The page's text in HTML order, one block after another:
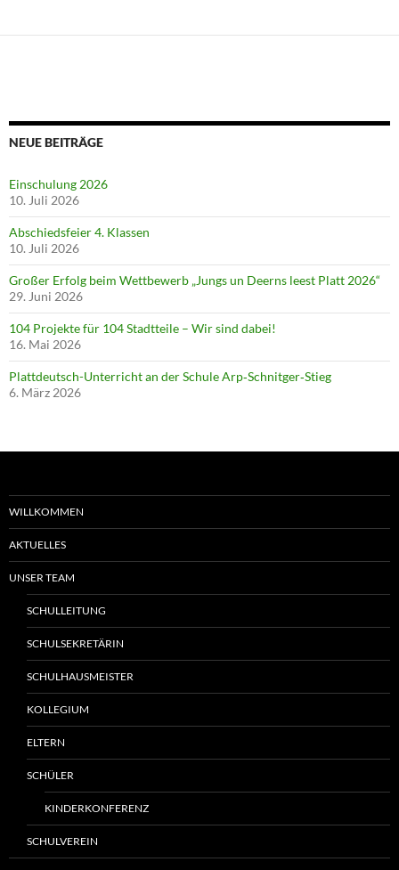
NEUE BEITRÄGE
Einschulung 2026
10. Juli 2026
Abschiedsfeier 4. Klassen
10. Juli 2026
Großer Erfolg beim Wettbewerb „Jungs un Deerns leest Platt 2026“
29. Juni 2026
104 Projekte für 104 Stadtteile – Wir sind dabei!
16. Mai 2026
Plattdeutsch-Unterricht an der Schule Arp‑Schnitger‑Stieg
6. März 2026
WILLKOMMEN
AKTUELLES
UNSER TEAM
SCHULLEITUNG
SCHULSEKRETÄRIN
SCHULHAUSMEISTER
KOLLEGIUM
ELTERN
SCHÜLER
KINDERKONFERENZ
SCHULVEREIN